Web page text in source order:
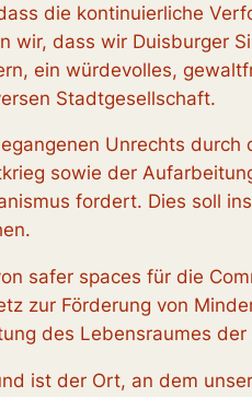
die kontinuierliche
wir, dass wir Duisburger
ein würdevolles,
Stadtgesellschaft.
Unrechts
sowie der
fordert. Dies soll
safer spaces für die
zur Förderung von
des Lebensraumes
ist der Ort, an dem